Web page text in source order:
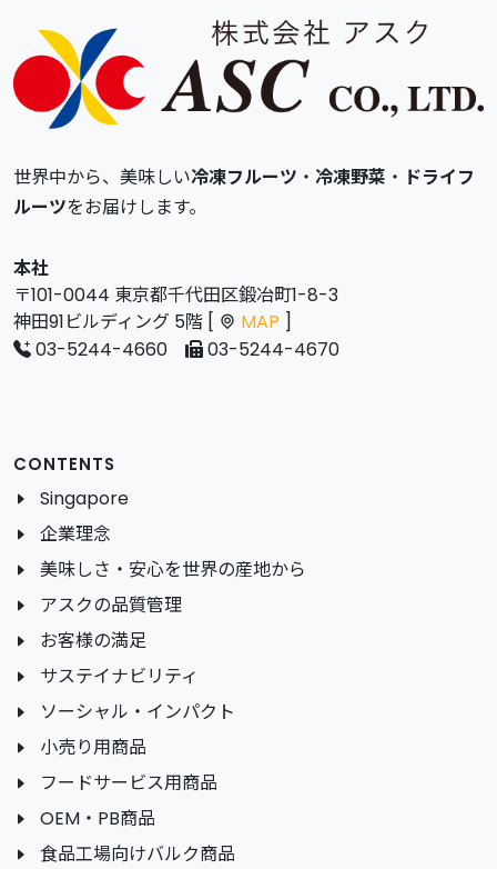
世界中から、美味しい冷凍フルーツ ・ 冷凍野菜 ・ ドライフ
ルーツをお届けします。
本社
〒101-0044 東京都千代田区鍛冶町1-8-3
神田91ビルディング 5階 [
MAP ]
03-5244-4660
03-5244-4670
CONTENTS
Singapore
企業理念
美味しさ・安心を世界の産地から
アスクの品質管理
お客様の満足
サステイナビリティ
ソーシャル・インパクト
小売り用商品
フードサービス用商品
OEM・PB商品
食品工場向けバルク商品